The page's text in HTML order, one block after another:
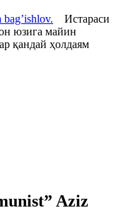
Истараси
юзига майин
қандай ҳолдаям
Aziz